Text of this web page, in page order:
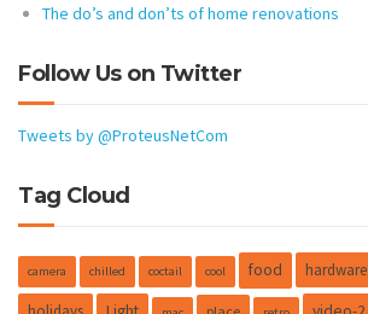
The do’s and don’ts of home renovations
Follow Us on Twitter
Tweets by @ProteusNetCom
Tag Cloud
camera chilled coctail cool food hardware